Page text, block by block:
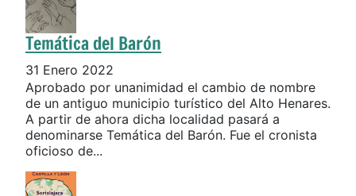
Temática del Barón
31 Enero 2022
Aprobado por unanimidad el cambio de nombre
de un antiguo municipio turístico del Alto Henares.
A partir de ahora dicha localidad pasará a
denominarse Temática del Barón. Fue el cronista
oficioso de...